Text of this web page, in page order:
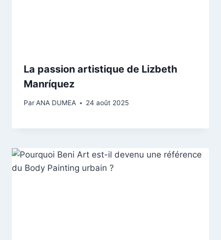
La passion artistique de Lizbeth
Manríquez
ParANA DUMEA 24 août 2025